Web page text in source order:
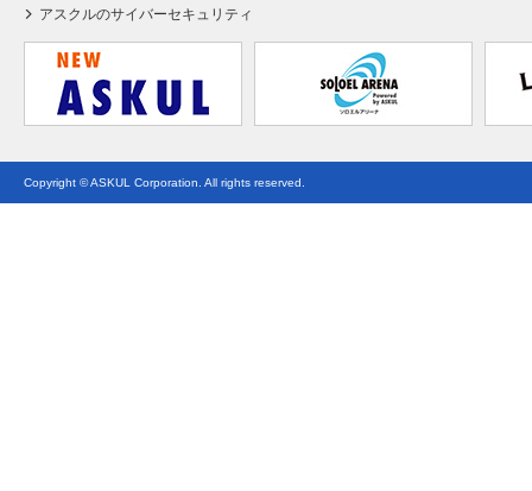
アスクルのサイバーセキュリティ
Copyright © ASKUL Corporation. All rights reserved.